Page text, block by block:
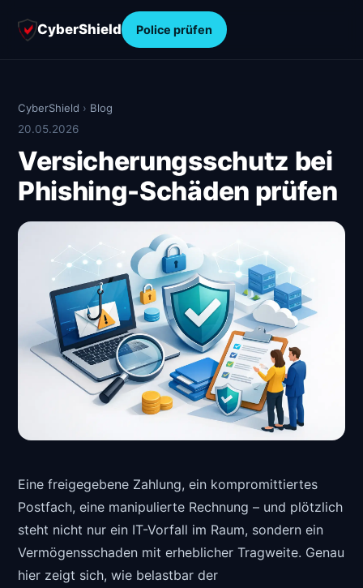
CyberShield Police prüfen
CyberShield › Blog
20.05.2026
Versicherungsschutz bei
Phishing-Schäden prüfen
Eine freigegebene Zahlung, ein kompromittiertes
Postfach, eine manipulierte Rechnung – und plötzlich
steht nicht nur ein IT-Vorfall im Raum, sondern ein
Vermögensschaden mit erheblicher Tragweite. Genau
hier zeigt sich, wie belastbar der